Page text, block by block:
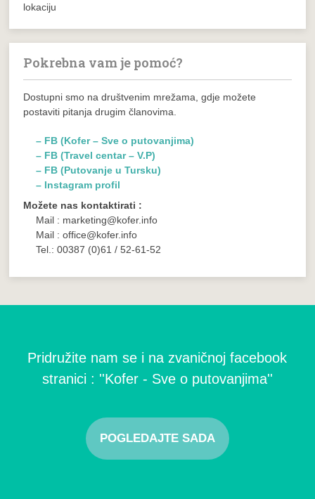
lokaciju
Pokrebna vam je pomoć?
Dostupni smo na društvenim mrežama, gdje možete
postaviti pitanja drugim članovima.
– FB (Kofer – Sve o putovanjima)
– FB (Travel centar – V.P)
– FB (Putovanje u Tursku)
– Instagram profil
Možete nas kontaktirati :
Mail : marketing@kofer.info
Mail : office@kofer.info
Tel.: 00387 (0)61 / 52-61-52
Pridružite nam se i na zvaničnoj facebook
stranici : ''Kofer - Sve o putovanjima''
POGLEDAJTE SADA